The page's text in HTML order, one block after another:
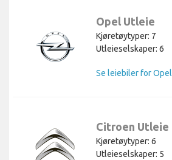
Opel Utleie
Kjøretøytyper: 7
Utleieselskaper: 6
Se leiebiler for Opel
Citroen Utleie
Kjøretøytyper: 6
Utleieselskaper: 5